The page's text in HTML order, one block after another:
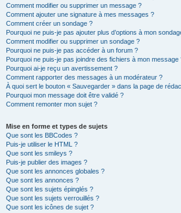
Comment modifier ou supprimer un message ?
Comment ajouter une signature à mes messages ?
Comment créer un sondage ?
Pourquoi ne puis-je pas ajouter plus d’options à mon
Comment modifier ou supprimer un sondage ?
Pourquoi ne puis-je pas accéder à un forum ?
Pourquoi ne puis-je pas joindre des fichiers à mon message
Pourquoi ai-je reçu un avertissement ?
Comment rapporter des messages à un modérateur ?
À quoi sert le bouton « Sauvegarder » dans la page de
Pourquoi mon message doit être validé ?
Comment remonter mon sujet ?
Mise en forme et types de sujets
Que sont les BBCodes ?
Puis-je utiliser le HTML ?
Que sont les smileys ?
Puis-je publier des images ?
Que sont les annonces globales ?
Que sont les annonces ?
Que sont les sujets épinglés ?
Que sont les sujets verrouillés ?
Que sont les icônes de sujet ?